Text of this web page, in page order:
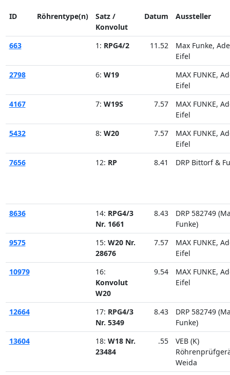
ID Röhrentype(n)
Satz /
Konvolut
Datum Aussteller
663 1: RPG4/2 11.52
Max Funke,
Eifel
2798
6: W19
MAX FUNKE,
Eifel
4167
7: W19S 7.57
MAX FUNKE,
Eifel
5432
8: W20 7.57
MAX FUNKE,
Eifel
7656
12: RP 8.41 DRP Bittorf &
8636 14: RPG4/3
Nr. 1661
8.43
DRP 582749
Funke)
9575
15: W20 Nr.
28676
7.57
MAX FUNKE,
Eifel
10979
16:
Konvolut
W20
9.54
MAX FUNKE,
Eifel
12664 17: RPG4/3
Nr. 5349
8.43
DRP 582749
Funke)
13604
18: W18 Nr.
23484
.55
VEB (K)
Weida